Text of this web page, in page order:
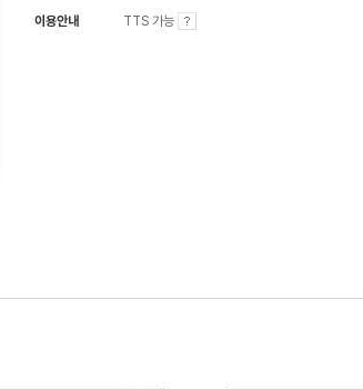
이용안내 TTS 가능